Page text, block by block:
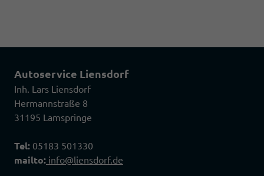
Autoservice Liensdorf
Inh. Lars Liensdorf
Hermannstraße 8
31195 Lamspringe
Tel: 05183 501330
mailto: info@liensdorf.de